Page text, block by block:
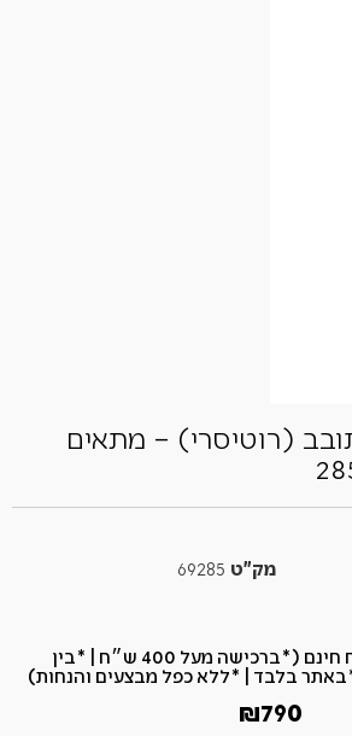
(רוטיסרי) – מתאים
מק"ט
*משתתף במשלוח חינם (*ברכישה מעל 400 ש״ח​ | *בין
בלבד | *ללא כפל מבצעים והנחות)
₪790